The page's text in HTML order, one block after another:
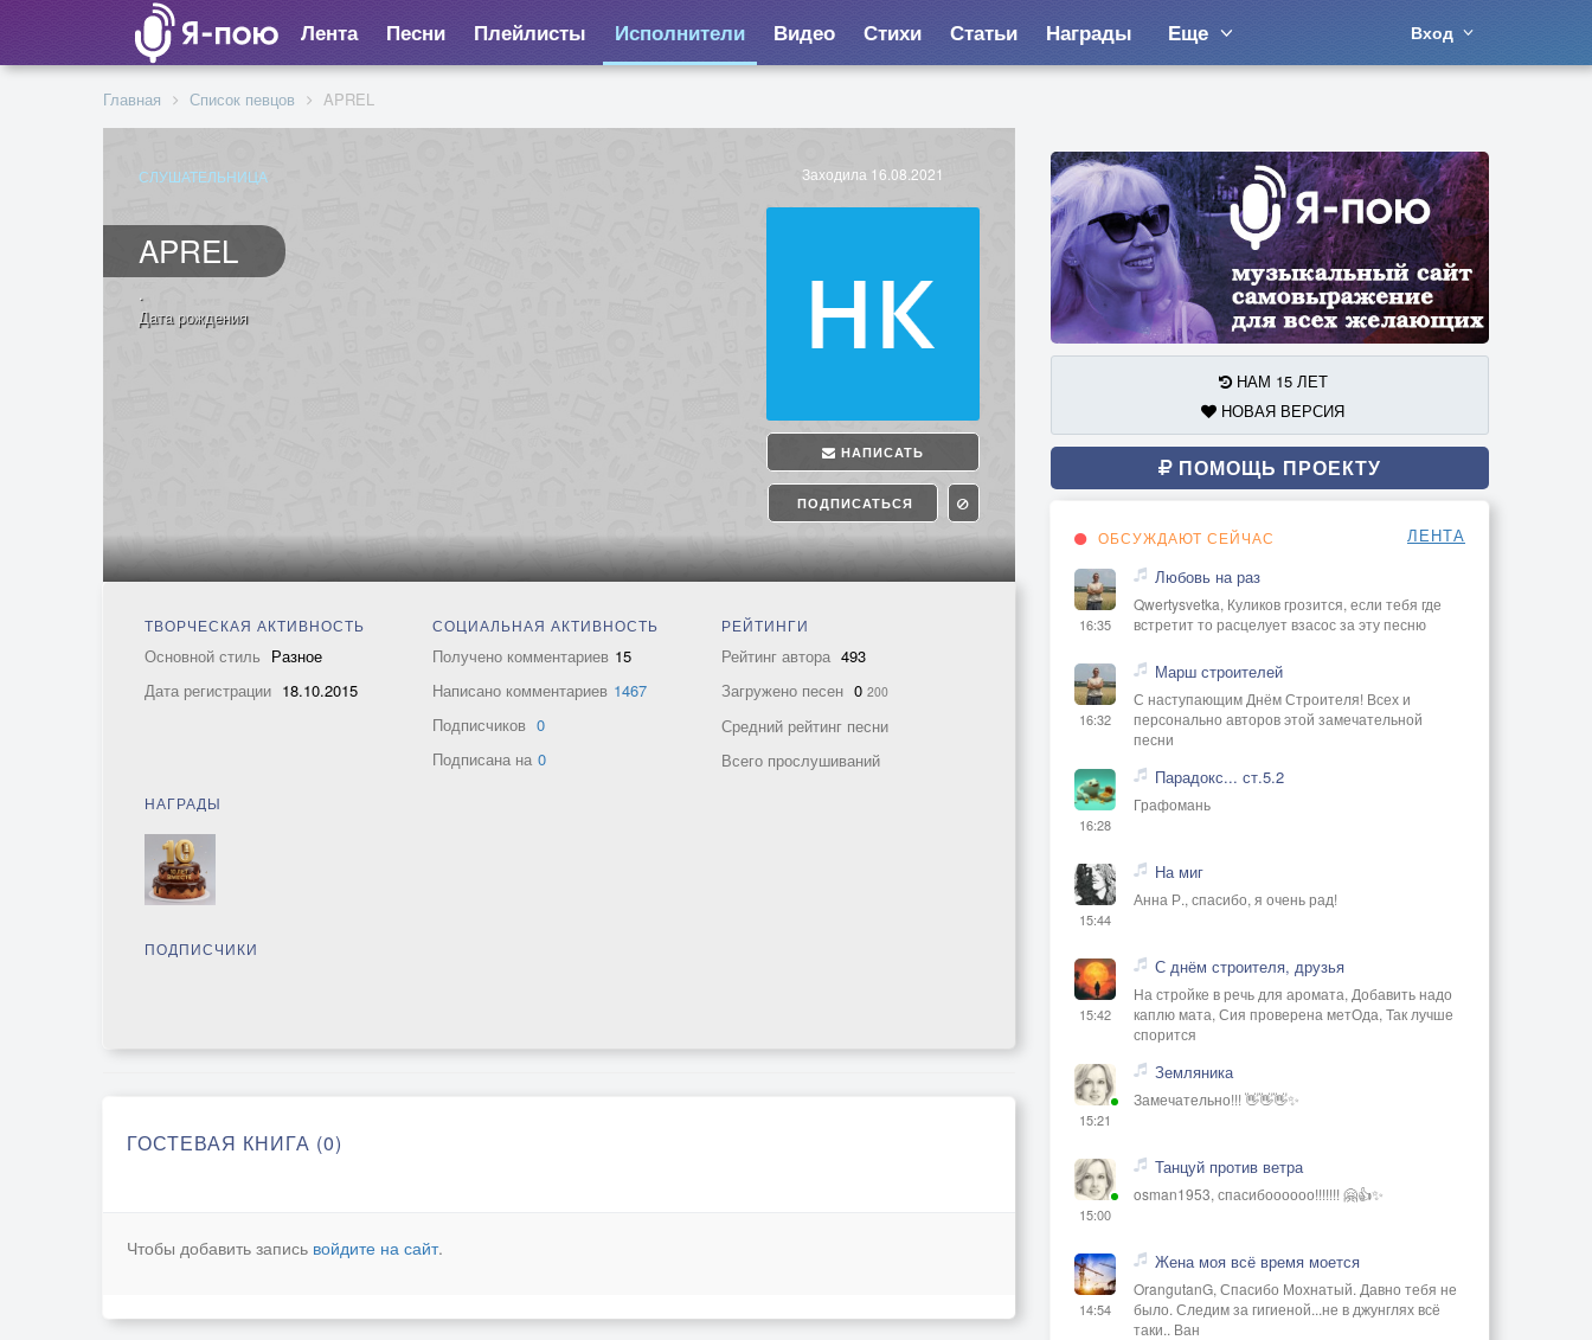
Лента Песни Плейлисты Исполнители Видео Стихи Статьи Награды Еще Вход
Главная Список певцов APREL
СЛУШАТЕЛЬНИЦА
APREL
Заходила 16.08.2021
НАПИСАТЬ
ПОДПИСАТЬСЯ
.
Дата рождения
ТВОРЧЕСКАЯ АКТИВНОСТЬ
Основной стиль Разное
Дата регистрации 18.10.2015
СОЦИАЛЬНАЯ АКТИВНОСТЬ
Получено комментариев 15
Написано комментариев 1467
Подписчиков 0
Подписана на 0
РЕЙТИНГИ
Рейтинг автора 493
Загружено песен 0 200
Средний рейтинг песни
Всего прослушиваний
НАГРАДЫ
ПОДПИСЧИКИ
ГОСТЕВАЯ КНИГА (0)
Чтобы добавить запись войдите на сайт.
НАМ 15 ЛЕТ
НОВАЯ ВЕРСИЯ
ПОМОЩЬ ПРОЕКТУ
ОБСУЖДАЮТ СЕЙЧАС ЛЕНТА
16:35
Любовь на раз
Qwertysvetka, Куликов грозится, если тебя где
встретит то расцелует взасос за эту песню
16:32
Марш строителей
С наступающим Днём Строителя! Всех и
персонально авторов этой замечательной
песни
16:28
Парадокс... ст.5.2
Графомань
15:44
На миг
Анна Р., спасибо, я очень рад!
15:42
С днём строителя, друзья
На стройке в речь для аромата, Добавить надо
каплю мата, Сия проверена метОда, Так лучше
спорится
15:21
Земляника
Замечательно!!! 👋👋👋✨
15:00
Танцуй против ветра
osman1953, спасибоооооо!!!!!!! 🤗👍✨
14:54
Жена моя всё время моется
OrangutanG, Спасибо Мохнатый. Давно тебя не
было. Следим за гигиеной...не в джунглях всё
таки.. Ван